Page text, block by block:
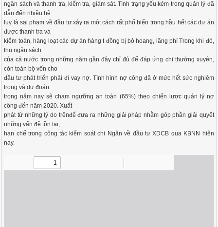
ngân sách và thanh tra, kiểm tra, giám sát. Tình trạng yếu kém trong quản lý đã
dẫn đến nhiều hệ
lụy là sai phạm về đầu tư xảy ra một cách rất phổ biến trong hầu hết các dự án
được thanh tra và
kiểm toán, hàng loạt các dự án hàng t đồng bị bỏ hoang, lãng phí Trong khi đó,
thu ngân sách
của cả nước trong những năm gần đây chỉ đủ để đáp ứng chi thường xuyên,
còn toàn bộ vốn cho
đầu tư phát triển phải đi vay nợ. Tình hình nợ công đã ở mức hết sức nghiêm
trọng và dự đoán
trong năm nay sẽ chạm ngưỡng an toàn (65%) theo chiến lược quản lý nợ
công đến năm 2020. Xuất
phát từ những lý do trênđể đưa ra những giải pháp nhằm góp phần giải quyết
những vấn đề tồn tại,
hạn chế trong công tác kiểm soát chi Ngân về đầu tư XDCB qua KBNN hiện
nay.